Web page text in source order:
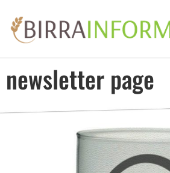
newsletter page